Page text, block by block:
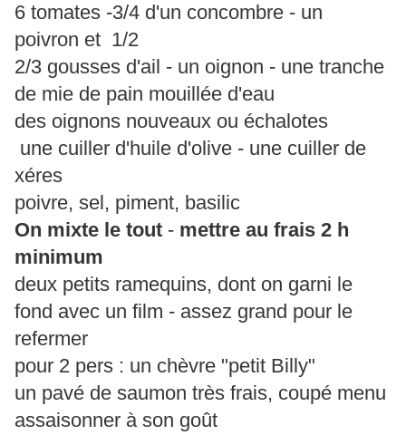
6 tomates -3/4 d'un concombre - un
poivron et 1/2
2/3 gousses d'ail - un oignon - une tranche
de mie de pain mouillée d'eau
des oignons nouveaux ou échalotes
une cuiller d'huile d'olive - une cuiller de
xéres
poivre, sel, piment, basilic
On mixte le tout - mettre au frais 2 h
minimum
deux petits ramequins, dont on garni le
fond avec un film - assez grand pour le
refermer
pour 2 pers : un chèvre "petit Billy"
un pavé de saumon très frais, coupé menu
assaisonner à son goût